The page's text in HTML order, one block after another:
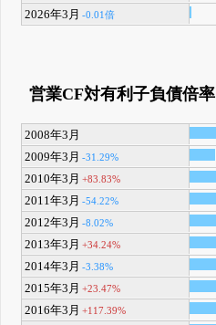
2026年3月 -0.01倍
営業CF対有利子負債倍率
2008年3月
2009年3月 -31.29%
2010年3月 +83.83%
2011年3月 -54.22%
2012年3月 -8.02%
2013年3月 +34.24%
2014年3月 -3.38%
2015年3月 +23.47%
2016年3月 +117.39%